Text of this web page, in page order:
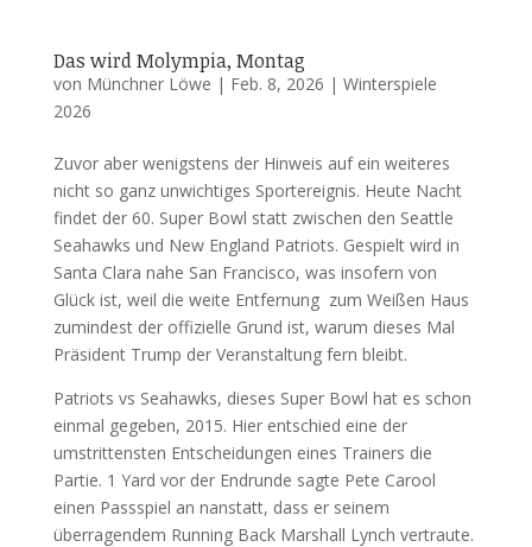
Das wird Molympia, Montag
von Münchner Löwe | Feb. 8, 2026 | Winterspiele
2026
Zuvor aber wenigstens der Hinweis auf ein weiteres
nicht so ganz unwichtiges Sportereignis. Heute Nacht
findet der 60. Super Bowl statt zwischen den Seattle
Seahawks und New England Patriots. Gespielt wird in
Santa Clara nahe San Francisco, was insofern von
Glück ist, weil die weite Entfernung zum Weißen Haus
zumindest der offizielle Grund ist, warum dieses Mal
Präsident Trump der Veranstaltung fern bleibt.
Patriots vs Seahawks, dieses Super Bowl hat es schon
einmal gegeben, 2015. Hier entschied eine der
umstrittensten Entscheidungen eines Trainers die
Partie. 1 Yard vor der Endrunde sagte Pete Carool
einen Passspiel an nanstatt, dass er seinem
überragendem Running Back Marshall Lynch vertraute.